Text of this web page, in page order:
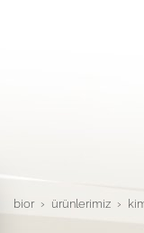
bior ürünlerimiz